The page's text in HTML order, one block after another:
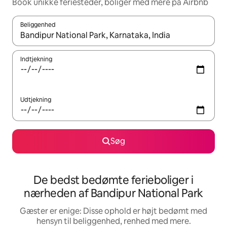
Book unikke feriesteder, boliger med mere på Airbnb
Beliggenhed
Når resultaterne er tilgængelige, skal du navigere med
Indtjekning
Udtjekning
Søg
De bedst bedømte ferieboliger i
nærheden af Bandipur National Park
Gæster er enige: Disse ophold er højt bedømt med
hensyn til beliggenhed, renhed med mere.